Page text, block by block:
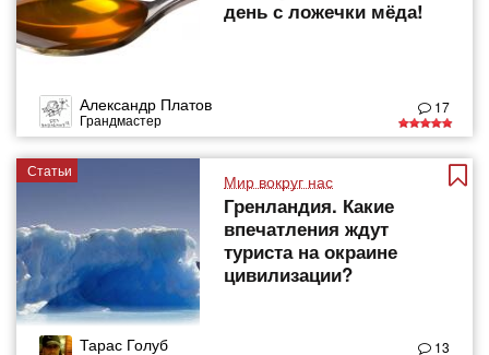
день с ложечки мёда!
Александр Платов
Грандмастер
17
Статьи
Мир вокруг нас
Гренландия. Какие
впечатления ждут
туриста на окраине
цивилизации?
Тарас Голуб 13